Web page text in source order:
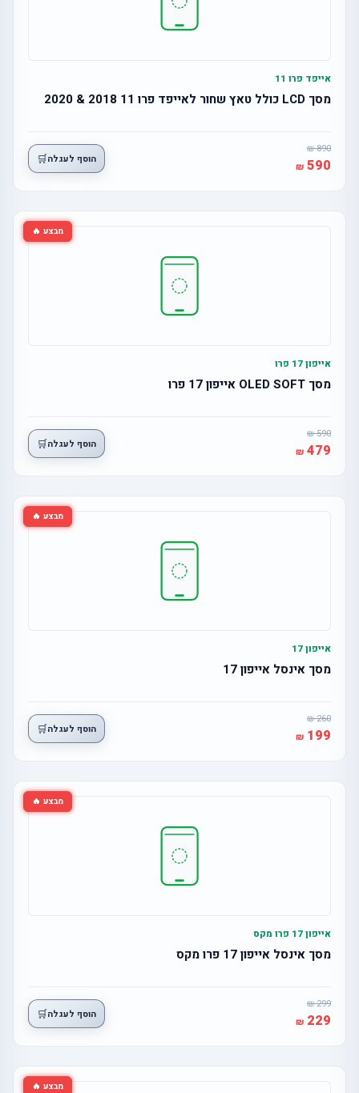
אייפד פרו 11
מסך LCD כולל טאץ שחור לאייפד פרו 11 2018 & 2020
890
590 הוסף לעגלה🛒
מבצע 🔥
אייפון 17 פרו
מסך OLED SOFT אייפון 17 פרו
590
479 הוסף לעגלה🛒
מבצע 🔥
אייפון 17
מסך אינסל אייפון 17
260
199 הוסף לעגלה🛒
מבצע 🔥
אייפון 17 פרו מקס
מסך אינסל אייפון 17 פרו מקס
299
229 הוסף לעגלה🛒
מבצע 🔥